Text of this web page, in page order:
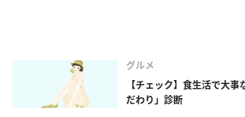
グルメ
【チェック】食生活で大
だわり」診断